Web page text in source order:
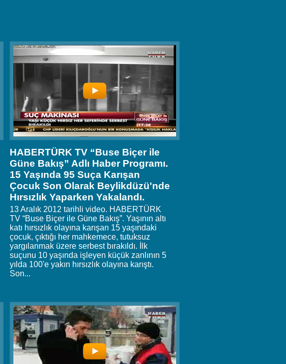
HABERTÜRK TV “Buse Biçer ile
Güne Bakış” Adlı Haber Programı.
15 Yaşında 95 Suça Karışan
Çocuk Son Olarak Beylikdüzü'nde
Hırsızlık Yaparken Yakalandı.
13 Aralık 2012 tarihli video. HABERTÜRK
TV “Buse Biçer ile Güne Bakış”. Yaşının altı
katı hırsızlık olayına karışan 15 yaşındaki
çocuk, çıktığı her mahkemece, tutuksuz
yargılanmak üzere serbest bırakıldı. İlk
suçunu 10 yaşında işleyen küçük zanlının 5
yılda 100'e yakın hırsızlık olayına karıştı.
Son...